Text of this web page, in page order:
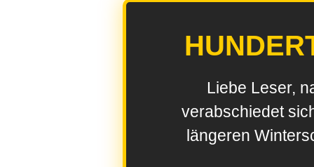
Liebe Leser,
verabschiedet
längeren